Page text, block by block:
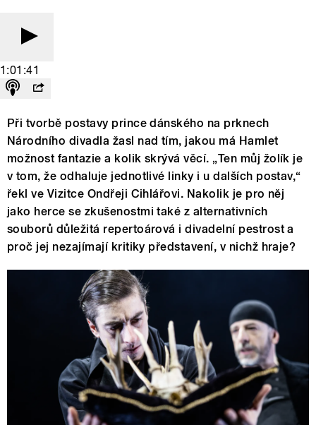
1:01:41
Při tvorbě postavy prince dánského na prknech
Národního divadla žasl nad tím, jakou má Hamlet
možnost fantazie a kolik skrývá věcí. „Ten můj žolík je
v tom, že odhaluje jednotlivé linky i u dalších postav,“
řekl ve Vizitce Ondřeji Cihlářovi. Nakolik je pro něj
jako herce se zkušenostmi také z alternativních
souborů důležitá repertoárová i divadelní pestrost a
proč jej nezajímají kritiky představení, v nichž hraje?